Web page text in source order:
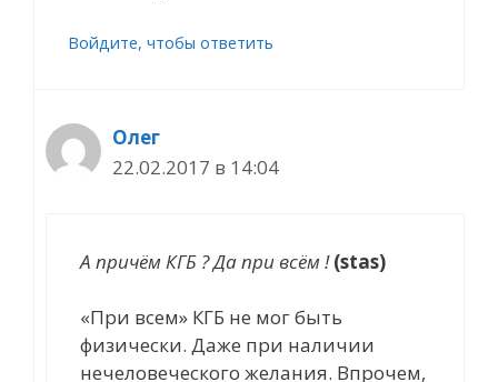
Войдите, чтобы ответить
Олег
22.02.2017 в 14:04
А причём КГБ ? Да при всём ! (stas)
«При всем» КГБ не мог быть
физически. Даже при наличии
нечеловеческого желания. Впрочем,